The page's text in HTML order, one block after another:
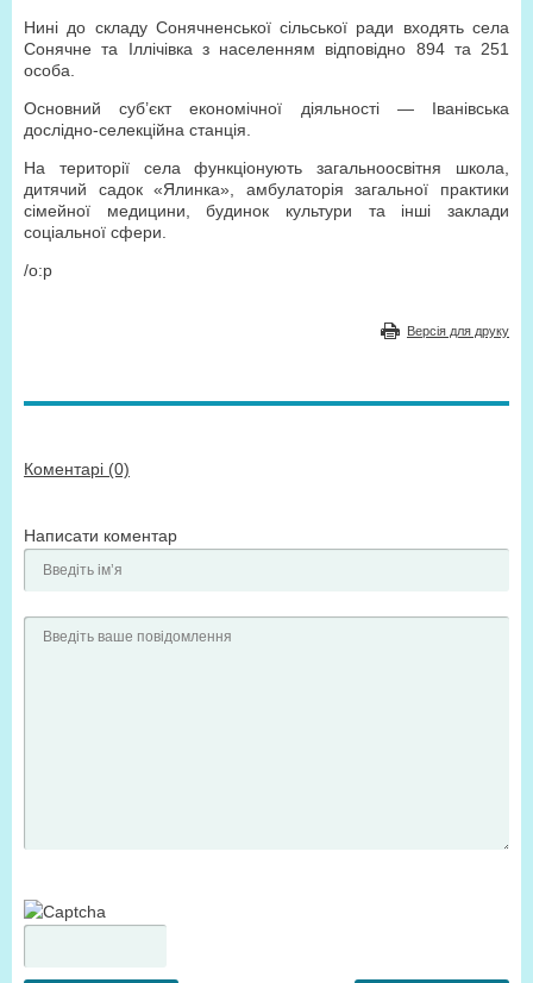
Нині до складу Сонячненської сільської ради входять села
Сонячне та Іллічівка з населенням відповідно 894 та 251
особа.
Основний суб’єкт економічної діяльності — Іванівська
дослідно-селекційна станція.
На території села функціонують загальноосвітня школа,
дитячий садок «Ялинка», амбулаторія загальної практики
сімейної медицини, будинок культури та інші заклади
соціальної сфери.
/o:p
Версія для друку
Коментарі (0)
Написати коментар